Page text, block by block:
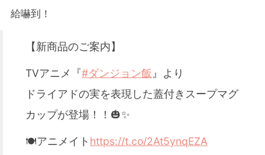
給嚇到！
【新商品のご案内】
TVアニメ『#ダンジョン飯 』より
ドライアドの実を表現した蓋付きスープマグ
カップが登場！！🎃✨
🍽アニメイト https://t.co/2At5ynqEZA